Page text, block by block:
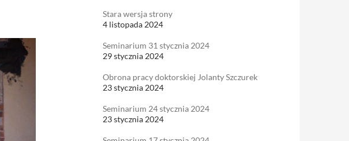
Stara wersja strony
4 listopada 2024
Seminarium 31 stycznia 2024
29 stycznia 2024
Obrona pracy doktorskiej Jolanty Szczurek
23 stycznia 2024
Seminarium 24 stycznia 2024
23 stycznia 2024